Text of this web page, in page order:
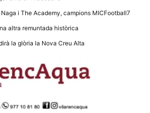
i The Academy, campions MICFootball7
altra remuntada històrica
la glòria la Nova Creu Alta
bé com sigui
possible. Si
rebutja
cookies
desapareixeran
del lloc web.
Màrqueting